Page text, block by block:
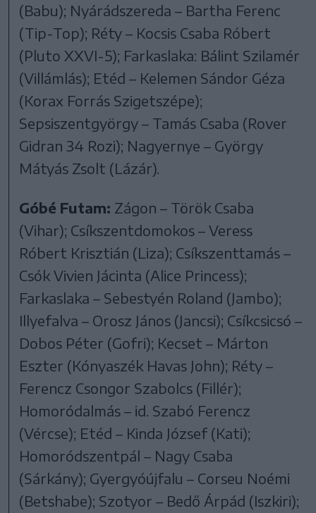
(Babu); Nyárádszereda – Bartha Ferenc
(Tip-Top); Réty – Kocsis Csaba Róbert
(Pluto XXVI-5); Farkaslaka: Bálint Szilamér
(Villámlás); Etéd – Kelemen Sándor Géza
(Korax Forrás Szigetszépe);
Sepsiszentgyörgy – Tamás Csaba (Rover
Gidran 34 Rozi); Nagyernye – György
Mátyás Zsolt (Lázár).
Góbé Futam: Zágon – Török Csaba
(Vihar); Csíkszentdomokos – Veress
Róbert Krisztián (Liza); Csíkszenttamás –
Csók Vivien Jácinta (Alice Princess);
Farkaslaka – Sebestyén Roland (Jambo);
Illyefalva – Orosz János (Jancsi); Csíkcsicsó –
Dobos Péter (Gofri); Kecset – Márton
Eszter (Kónyaszék Havas John); Réty –
Ferencz Csongor Szabolcs (Fillér);
Homoródalmás – id. Szabó Ferencz
(Vércse); Etéd – Kinda József (Kati);
Homoródszentpál – Nagy Csaba
(Sárkány); Gyergyóújfalu – Corseu Noémi
(Betshabe); Szotyor – Bedő Árpád (Iszkiri);